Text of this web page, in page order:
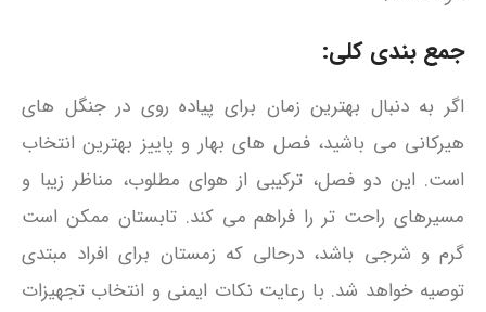
جمع بندی کلی:
اگر به دنبال بهترین زمان برای پیاده‌ روی در جنگل‌ های
هیرکانی می باشید، فصل‌ های بهار و پاییز بهترین انتخاب
است. این دو فصل، ترکیبی از هوای مطلوب، مناظر زیبا و
مسیرهای راحت‌ تر را فراهم می‌ کند. تابستان ممکن است
گرم و شرجی باشد، درحالی‌ که زمستان برای افراد مبتدی
توصیه خواهد شد. با رعایت نکات ایمنی و انتخاب تجهیزات